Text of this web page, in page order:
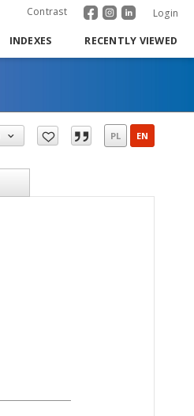
Contrast Login
INDEXES RECENTLY VIEWED
PL EN